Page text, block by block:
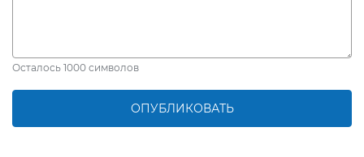
Осталось 1000 символов
ОПУБЛИКОВАТЬ